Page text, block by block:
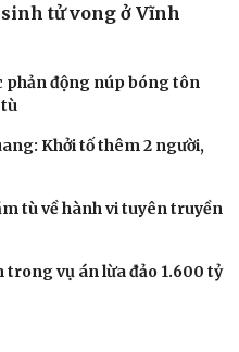
tử vong ở Vĩnh
phản động núp bóng tôn
Khởi tố thêm 2 người,
tù về hành vi tuyên truyền
vụ án lừa đảo 1.600 tỷ